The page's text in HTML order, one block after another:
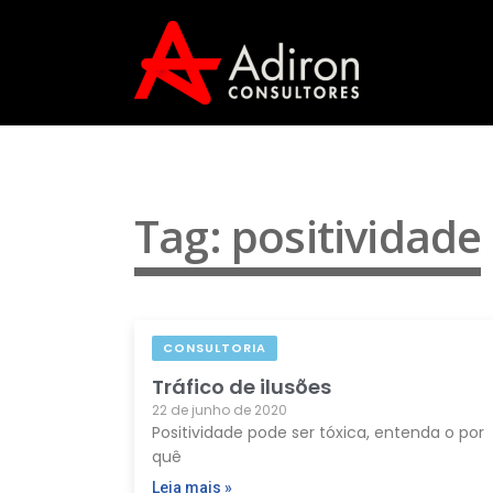
Tag: positividade
CONSULTORIA
Tráfico de ilusões
22 de junho de 2020
Positividade pode ser tóxica, entenda o por
quê
Leia mais »